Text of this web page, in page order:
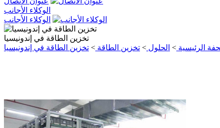
الوكلاء الأجانب
الوكلاء الأجانب
تخزين الطاقة في إندونيسيا
الرئيسية > الحلول > تخزين الطاقة > تخزين الطاقة في إندونيسيا